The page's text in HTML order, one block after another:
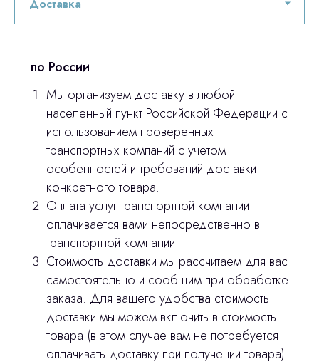
по России
Мы организуем доставку в любой
населенный пункт Российской Федерации с
использованием проверенных
транспортных компаний с учетом
особенностей и требований доставки
конкретного товара.
Оплата услуг транспортной компании
оплачивается вами непосредственно в
транспортной компании.
Стоимость доставки мы рассчитаем для вас
самостоятельно и сообщим при обработке
заказа. Для вашего удобства стоимость
доставки мы можем включить в стоимость
товара (в этом случае вам не потребуется
оплачивать доставку при получении товара).